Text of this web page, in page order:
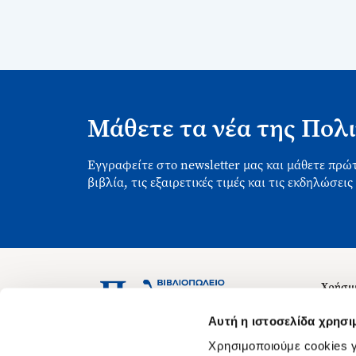
Αυτή η ιστοσελίδα
Χρησιμοποιούμε cookies
Μάθετε τα νέα της
Εγγραφείτε στο newsletter μας και μάθετε
βιβλία, τις εξαιρετικές τιμές και τις
Ασκληπιού 1-3, Αθήνα 106 79